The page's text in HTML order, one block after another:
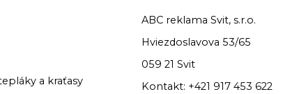
a kraťasy
ABC reklama Svit, s.r.o.
Hviezdoslavova 53/65
059 21 Svit
Kontakt: +421 917 453 622